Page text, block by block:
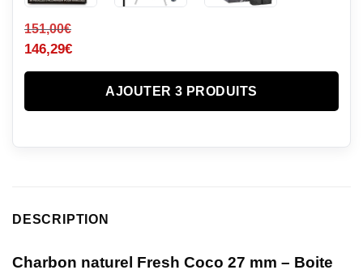
151,00€
146,29€
AJOUTER 3 PRODUITS
DESCRIPTION
Charbon naturel Fresh Coco 27 mm – Boite